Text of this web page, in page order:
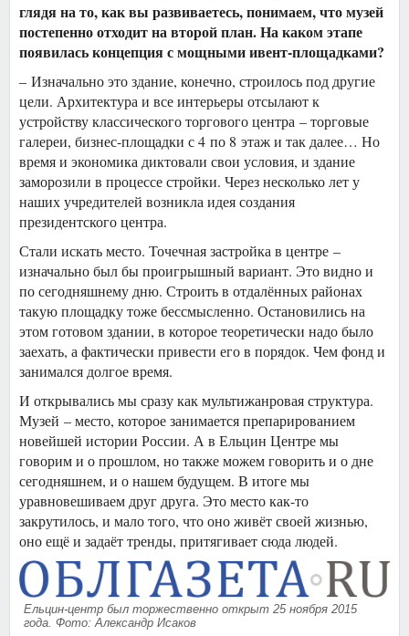
глядя на то, как вы развиваетесь, понимаем, что музей
постепенно отходит на второй план. На каком этапе
появилась концепция с мощными ивент-площадками?
– Изначально это здание, конечно, строилось под другие
цели. Архитектура и все интерьеры отсылают к
устройству классического торгового центра – торговые
галереи, бизнес-площадки с 4 по 8 этаж и так далее… Но
время и экономика диктовали свои условия, и здание
заморозили в процессе стройки. Через несколько лет у
наших учредителей возникла идея создания
президентского центра.
Стали искать место. Точечная застройка в центре –
изначально был бы проигрышный вариант. Это видно и
по сегодняшнему дню. Строить в отдалённых районах
такую площадку тоже бессмысленно. Остановились на
этом готовом здании, в которое теоретически надо было
заехать, а фактически привести его в порядок. Чем фонд и
занимался долгое время.
И открывались мы сразу как мультижанровая структура.
Музей – место, которое занимается препарированием
новейшей истории России. А в Ельцин Центре мы
говорим и о прошлом, но также можем говорить и о дне
сегодняшнем, и о нашем будущем. В итоге мы
уравновешиваем друг друга. Это место как-то
закрутилось, и мало того, что оно живёт своей жизнью,
оно ещё и задаёт тренды, притягивает сюда людей.
Ельцин-центр был торжественно открыт 25 ноября 2015
года. Фото: Александр Исаков